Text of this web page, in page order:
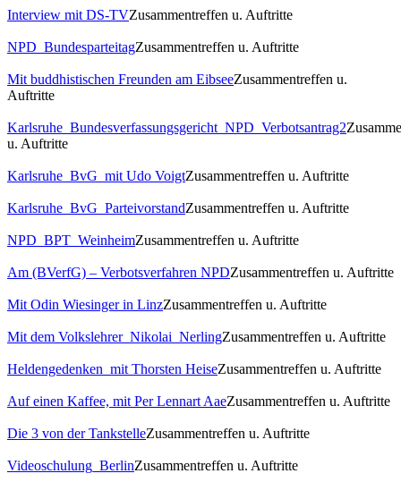
Interview mit DS-TVZusammentreffen u. Auftritte
NPD_BundesparteitagZusammentreffen u. Auftritte
Mit buddhistischen Freunden am EibseeZusammentreffen u.
Auftritte
Karlsruhe_Bundesverfassungsgericht_NPD_Verbotsantrag2
u. Auftritte
Karlsruhe_BvG_mit Udo VoigtZusammentreffen u. Auftritte
Karlsruhe_BvG_ParteivorstandZusammentreffen u. Auftritte
NPD_BPT_WeinheimZusammentreffen u. Auftritte
Am (BVerfG) – Verbotsverfahren NPDZusammentreffen u. Auftritte
Mit Odin Wiesinger in LinzZusammentreffen u. Auftritte
Mit dem Volkslehrer_Nikolai_NerlingZusammentreffen u. Auftritte
Heldengedenken_mit Thorsten HeiseZusammentreffen u. Auftritte
Auf einen Kaffee, mit Per Lennart AaeZusammentreffen u. Auftritte
Die 3 von der TankstelleZusammentreffen u. Auftritte
Videoschulung_BerlinZusammentreffen u. Auftritte